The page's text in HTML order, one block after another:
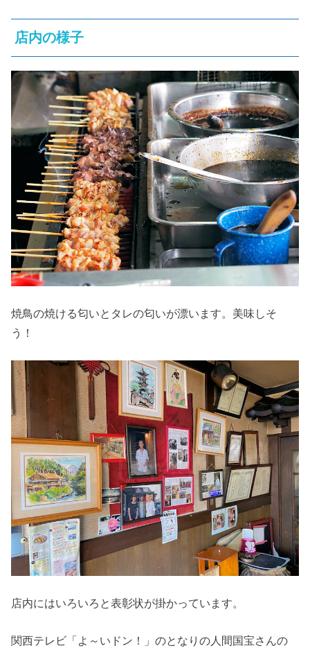
店内の様子
焼鳥の焼ける匂いとタレの匂いが漂います。美味しそ
う！
店内にはいろいろと表彰状が掛かっています。
関西テレビ「よ～いドン！」のとなりの人間国宝さんの